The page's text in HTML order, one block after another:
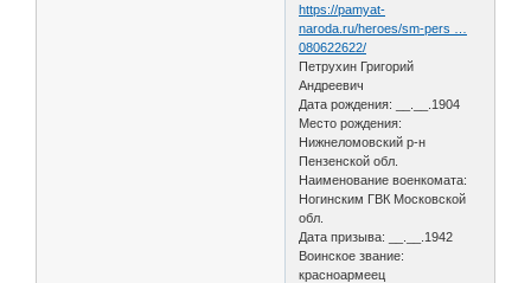
https://pamyat-
naroda.ru/heroes/sm-pers …
080622622/
Петрухин Григорий
Андреевич
Дата рождения: __.__.1904
Место рождения:
Нижнеломовский р-н
Пензенской обл.
Наименование военкомата:
Ногинским ГВК Московской
обл.
Дата призыва: __.__.1942
Воинское звание:
красноармеец